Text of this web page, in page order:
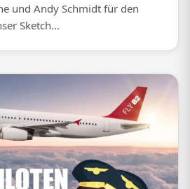
und Andy Schmidt für den
Sketch...